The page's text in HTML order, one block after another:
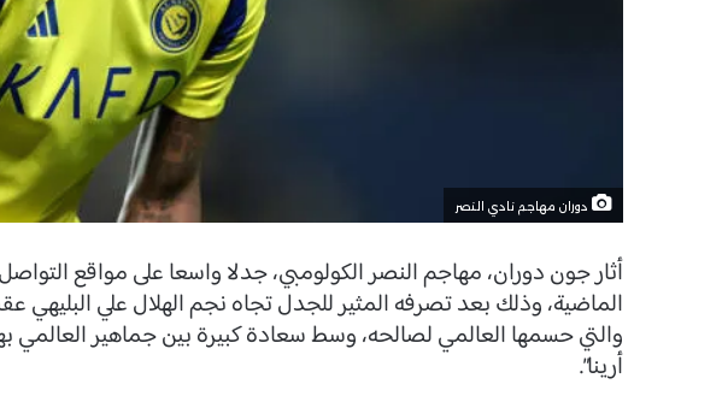
دوران مهاجم نادي النصر
أثار جون دوران، مهاجم النصر الكولومبي، جدلا واسعا على مواقع
الماضية، وذلك بعد تصرفه المثير للجدل تجاه نجم الهلال علي البليهي
والتي حسمها العالمي لصالحه، وسط سعادة كبيرة بين جماهير العالمي
أرينا”.